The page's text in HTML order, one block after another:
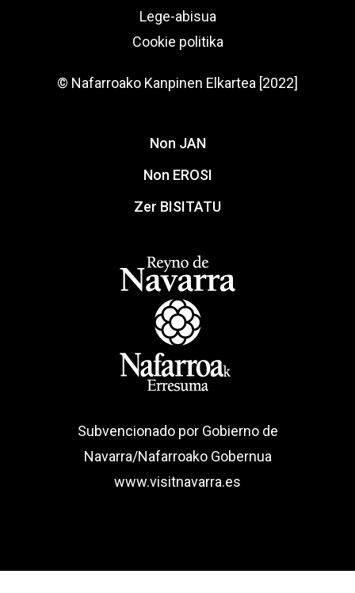
Lege-abisua
Cookie politika
© Nafarroako Kanpinen Elkartea [2022]
Non JAN
Non EROSI
Zer BISITATU
Subvencionado por Gobierno de
Navarra/Nafarroako Gobernua
www.visitnavarra.es